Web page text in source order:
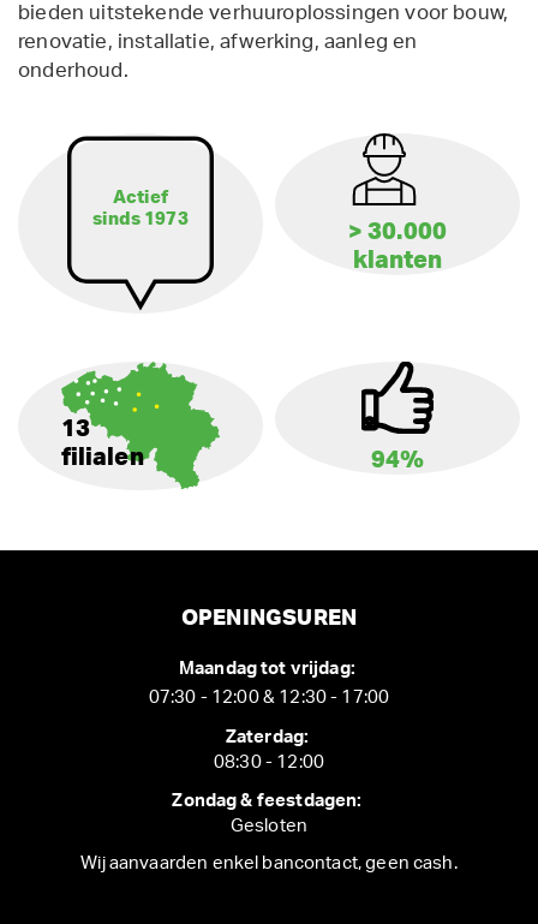
bieden uitstekende verhuuroplossingen voor bouw,
renovatie, installatie, afwerking, aanleg en
onderhoud.
Actief
sinds 1973
> 30.000
klanten
13
filialen
94%
OPENINGSUREN
Maandag tot vrijdag:
07:30 - 12:00 & 12:30 - 17:00
Zaterdag:
08:30 - 12:00
Zondag & feestdagen:
Gesloten
Wij aanvaarden enkel bancontact, geen cash.